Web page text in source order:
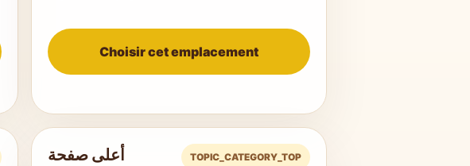
Choisir cet emplacement
أعلى صفحة
TOPIC_CATEGORY_TOP